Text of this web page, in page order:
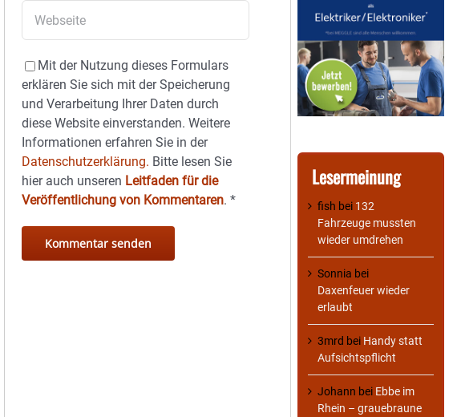
Mit der Nutzung dieses Formulars
erklären Sie sich mit der Speicherung
und Verarbeitung Ihrer Daten durch
diese Website einverstanden. Weitere
Informationen erfahren Sie in der
Datenschutzerklärung. Bitte lesen Sie
hier auch unseren Leitfaden für die
Veröffentlichung von Kommentaren.*
Lesermeinung
fish bei 132
Fahrzeuge mussten
wieder umdrehen
Sonnia bei
Daxenfeuer wieder
erlaubt
3mrd bei Handy statt
Aufsichtspflicht
Johann bei Ebbe im
Rhein – grauebraune